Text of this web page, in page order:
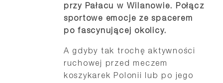
przy Pałacu w Wilanowie. Połącz
sportowe emocje ze spacerem
po fascynującej okolicy.
A gdyby tak trochę aktywności
ruchowej przed meczem
koszykarek Polonii lub po jego